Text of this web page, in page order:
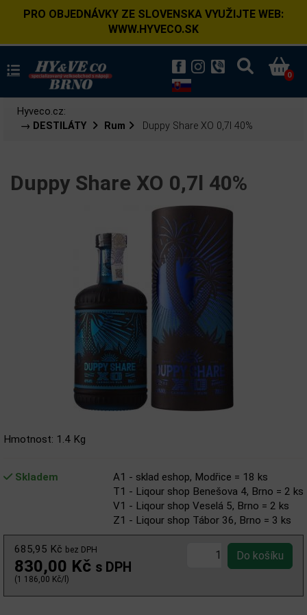
PRO OBJEDNÁVKY ZE SLOVENSKA VYUŽIJTE WEB:
WWW.HYVECO.SK
0
Hyveco.cz:
→ DESTILÁTY
Rum Duppy Share XO 0,7l 40%
Duppy Share XO 0,7l 40%
Hmotnost: 1.4 Kg
Skladem
A1 - sklad eshop, Modřice = 18 ks
T1 - Liqour shop Benešova 4, Brno = 2 ks
V1 - Liqour shop Veselá 5, Brno = 2 ks
Z1 - Liqour shop Tábor 36, Brno = 3 ks
685,95 Kč bez DPH
830,00 Kč s DPH
(1 186,00 Kč/l)